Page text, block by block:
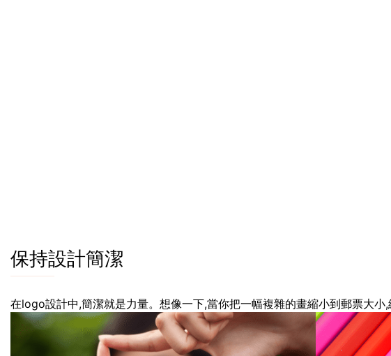
保持設計簡潔
在logo設計中,簡潔就是力量。想像一下,當你把一幅複雜的畫縮小到郵票大